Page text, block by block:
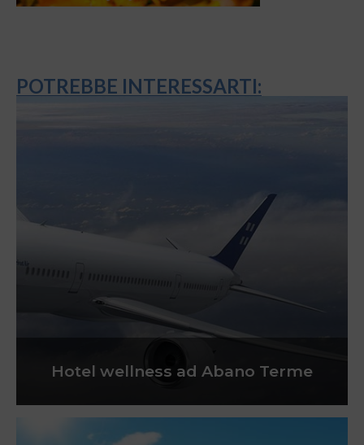
POTREBBE INTERESSARTI:
Hotel wellness ad Abano Terme